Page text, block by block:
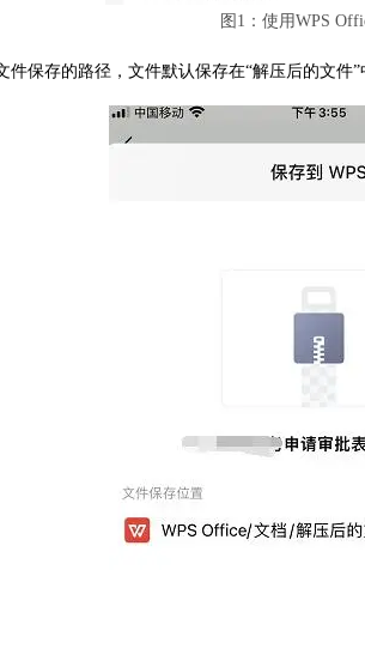
图1：使用WPS
件保存的路径，文件默认保存在“解压后的文件